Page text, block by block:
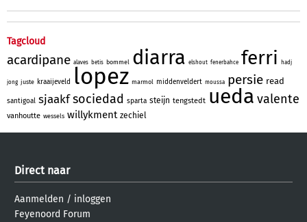
Tagcloud
acardipane alaves betis bommel diarra elshout fenerbahce ferri hadj
jong juste kraaijeveld lopez marmol middenveldert moussa persie read
santigoal sjaakfsociedad sparta steijn tengstedt ueda valente
vanhoutte wessels willykment zechiel
Direct naar
Aanmelden / inloggen
Feyenoord Forum